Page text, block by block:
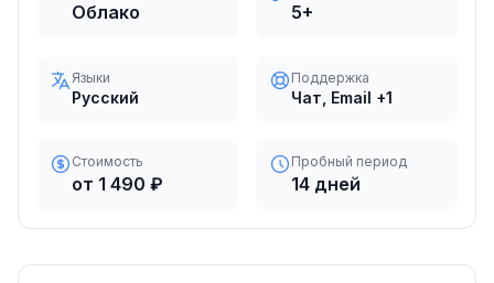
Облако 5+
Языки
Русский
Поддержка
Чат, Email +1
Стоимость
от 1 490 ₽
Пробный период
14 дней